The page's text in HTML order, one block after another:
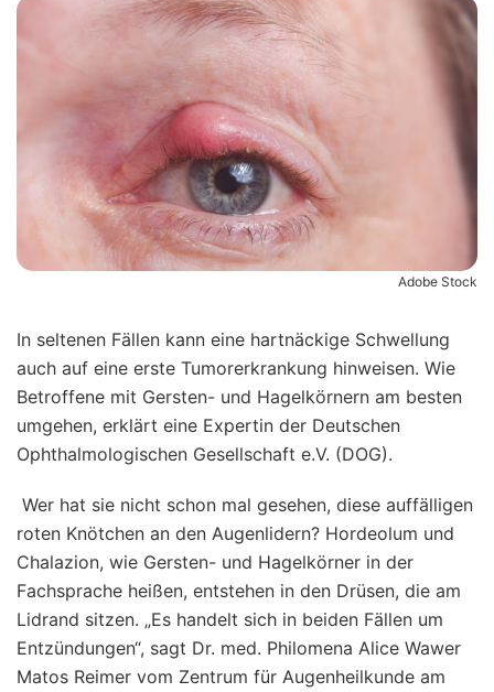
Adobe Stock
In seltenen Fällen kann eine hartnäckige Schwellung
auch auf eine erste Tumorerkrankung hinweisen. Wie
Betroffene mit Gersten- und Hagelkörnern am besten
umgehen, erklärt eine Expertin der Deutschen
Ophthalmologischen Gesellschaft e.V. (DOG).
Wer hat sie nicht schon mal gesehen, diese auffälligen
roten Knötchen an den Augenlidern? Hordeolum und
Chalazion, wie Gersten- und Hagelkörner in der
Fachsprache heißen, entstehen in den Drüsen, die am
Lidrand sitzen. „Es handelt sich in beiden Fällen um
Entzündungen“, sagt Dr. med. Philomena Alice Wawer
Matos Reimer vom Zentrum für Augenheilkunde am